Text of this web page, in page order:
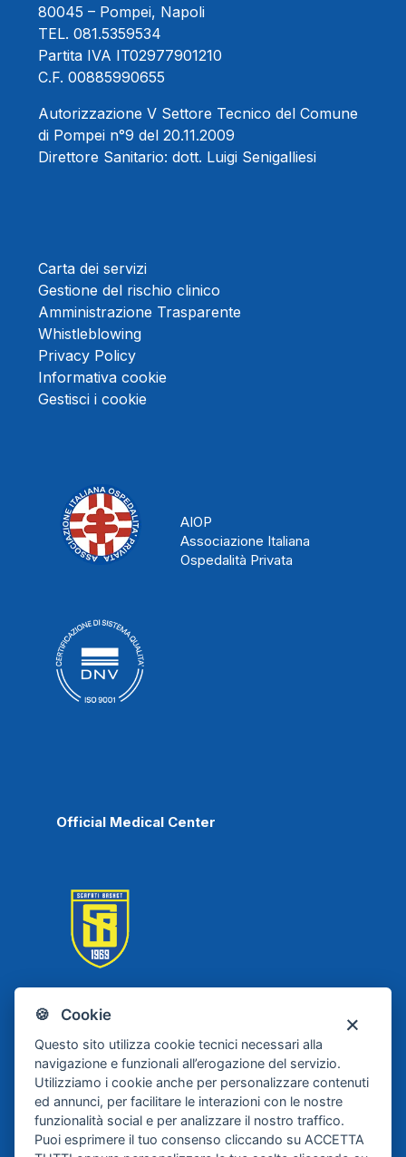
🍪 Cookie
Questo sito utilizza cookie tecnici necessari alla
navigazione e funzionali all’erogazione del servizio.
Utilizziamo i cookie anche per personalizzare contenuti
ed annunci, per facilitare le interazioni con le nostre
funzionalità social e per analizzare il nostro traffico.
Puoi esprimere il tuo consenso cliccando su ACCETTA
80045 – Pompei, Napoli
TEL. 081.5359534
Partita IVA IT02977901210
C.F. 00885990655
Autorizzazione V Settore Tecnico del Comune
di Pompei n°9 del 20.11.2009
Direttore Sanitario: dott. Luigi Senigalliesi
Carta dei servizi
Gestione del rischio clinico
Amministrazione Trasparente
Whistleblowing
Privacy Policy
Informativa cookie
Gestisci i cookie
AIOP
Associazione Italiana
Ospedalità Privata
Official Medical Center
Scafati Basket